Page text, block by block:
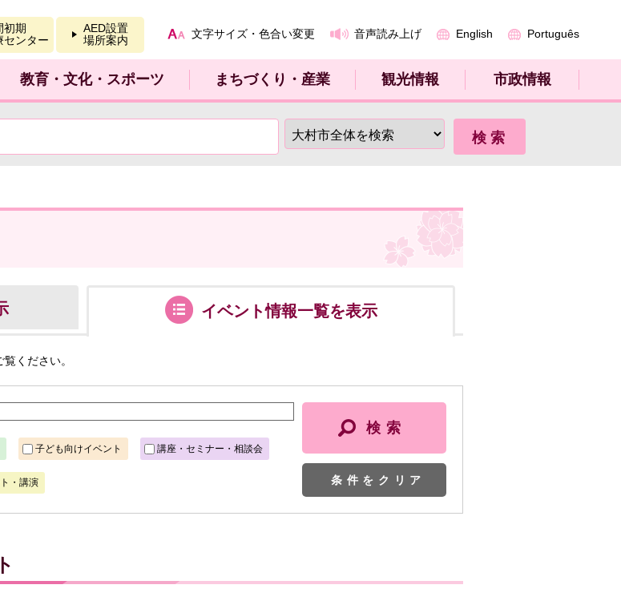
初期
センター
AED設置
場所案内
文字サイズ・色合い変更 音声読み上げ English Português
教育・文化・スポーツ まちづくり・産業 観光情報 市政情報
イベント情報一覧を表示
覧ください。
子ども向けイベント 講座・セミナー・相談会
・講演 条件をクリア